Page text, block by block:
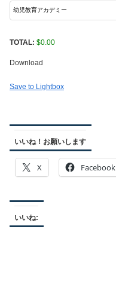
TOTAL: $0.00
Download
Save to Lightbox
いいね！お願いします
X Facebook
いいね: